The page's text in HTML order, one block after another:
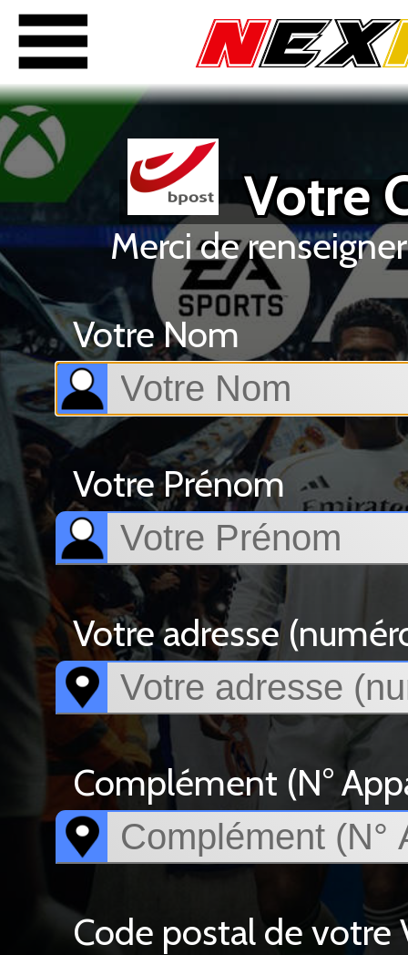
Votre
Merci de
Votre Nom
Votre Prénom
Votre adresse
Complément (N°
Code postal de votre